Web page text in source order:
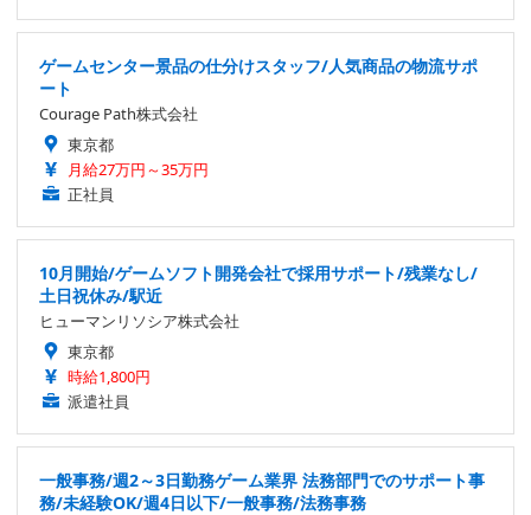
ゲームセンター景品の仕分けスタッフ/人気商品の物流サポ
ート
Courage Path株式会社
東京都
月給27万円～35万円
正社員
10月開始/ゲームソフト開発会社で採用サポート/残業なし/
土日祝休み/駅近
ヒューマンリソシア株式会社
東京都
時給1,800円
派遣社員
一般事務/週2～3日勤務ゲーム業界 法務部門でのサポート事
務/未経験OK/週4日以下/一般事務/法務事務